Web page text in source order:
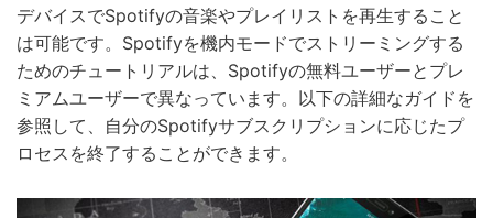
デバイスでSpotifyの音楽やプレイリストを再生すること
は可能です。Spotifyを機内モードでストリーミングする
ためのチュートリアルは、Spotifyの無料ユーザーとプレ
ミアムユーザーで異なっています。以下の詳細なガイドを
参照して、自分のSpotifyサブスクリプションに応じたプ
ロセスを終了することができます。